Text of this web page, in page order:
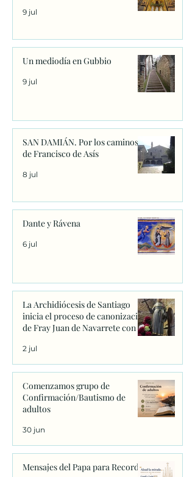
9 jul
Un mediodía en Gubbio
9 jul
SAN DAMIÁN. Por los caminos
de Francisco de Asís
8 jul
Dante y Rávena
6 jul
La Archidiócesis de Santiago
inicia el proceso de canonización
de Fray Juan de Navarrete con la
firma de los primeros decretos
en Sanxenxo
2 jul
Comenzamos grupo de
Confirmación/Bautismo de
adultos
30 jun
Mensajes del Papa para Recordar